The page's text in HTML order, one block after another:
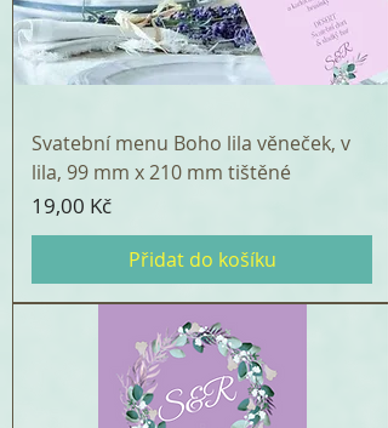
Svatební menu Boho lila věneček, v
lila, 99 mm x 210 mm tištěné
Cena
19,00 Kč
Přidat do košíku